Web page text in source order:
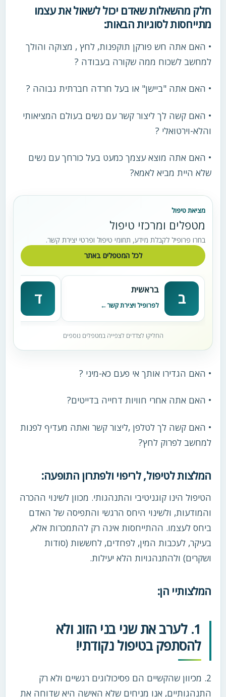
חלק מהשאלות שאדם יכול לשאול את עצמו
מתייחסות לסוגיות הבאות:
• האם אתה חש פורקן תוקפנות, לחץ , מצוקה והולך
למחשב לשכוח ממה שקורה בעבודה ?
• האם אתה "ביישן" או בעל חרדה חברתית גבוהה ?
• האם קשה לך ליצור קשר עם נשים בעולם המציאותי
והלא-וירטואלי ?
• האם אתה מוצא עצמך כמעט בעל כורחך עם נשים
שלא היית מביא לאמא?
מציאת טיפול
מטפלים ומרכזי טיפול
בחרו פרופיל לקבלת מידע, תחומי טיפול ופרטי יצירת קשר.
לכל המטפלים באתר
ב בראשית
לפרופיל ויצירת קשר ד
החליקו לצדדים לצפייה במטפלים נוספים
• האם הגדירו אותך אי פעם כא-מיני ?
• האם אתה אחרי חוויות דחייה בדייטים?
• האם קשה לך לטלפן ,ליצור קשר ואתה מעדיף לפנות
למחשב לפרוק לחץ?
המלצות לטיפול, לריפוי ולפתרון התופעה:
הטיפול הינו קוגניטיבי והתנהגותי. מכוון לשינוי ההכרה
והמודעות, ולשינוי היחס הרגשי והתפיסה של האדם
ביחס לעצמו. ההתייחסות אינה רק להתמכרות אלא,
בעיקר, לעכבות המין, לפחדים, לחששות (סודות
ושקרים) ולהתנהגויות הלא יעילות.
המלצותיי הן:
1. לערב את שני בני הזוג ולא
להסתפק בטיפול נקודתי!
2. מכיוון שהקשיים הם פסיכולוגים רגשיים ולא רק
התנהגותיים, אנו מניחים שלא האישה היא שדוחה את